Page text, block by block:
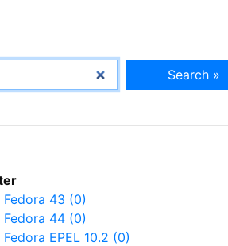
Search »
Fedora 43 (0)
Fedora 44 (0)
Fedora EPEL 10.2 (0)